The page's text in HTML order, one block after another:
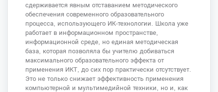
сдерживается явным отставанием методического
обеспечения современного образовательного
процесса, использующего ИК-технологии. Школа уже
работает в информационном пространстве,
информационной среде, но единая методическая
база, которая позволяла бы учителю добиваться
максимального образовательного эффекта от
применения ИКТ, до сих пор практически отсутствует.
Это не только снижает эффективность применения
компьютерной и мультимедийной техники, но и, как